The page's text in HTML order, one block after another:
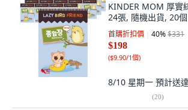
KINDER MOM 厚實
24張, 隨機出貨, 20個
首購折扣價 40%$331
$198
($9.90/1個)
8/10 星期一 預計送達
(20)